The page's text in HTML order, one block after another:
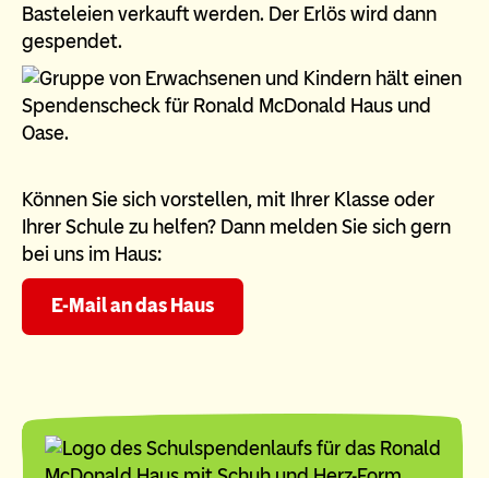
Basteleien verkauft werden. Der Erlös wird dann
gespendet.
Können Sie sich vorstellen, mit Ihrer Klasse oder
Ihrer Schule zu helfen? Dann melden Sie sich gern
bei uns im Haus:
E-Mail an das Haus